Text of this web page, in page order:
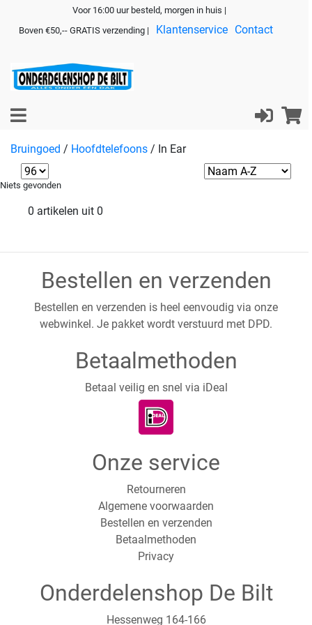
Voor 16:00 uur besteld, morgen in huis |
Boven €50,-- GRATIS verzending |
Klantenservice Contact
Bruingoed / Hoofdtelefoons / In Ear
Niets gevonden
0 artikelen uit 0
Bestellen en verzenden
Bestellen en verzenden is heel eenvoudig via onze
webwinkel. Je pakket wordt verstuurd met DPD.
Betaalmethoden
Betaal veilig en snel via iDeal
Onze service
Retourneren
Algemene voorwaarden
Bestellen en verzenden
Betaalmethoden
Privacy
Onderdelenshop De Bilt
Hessenweg 164-166